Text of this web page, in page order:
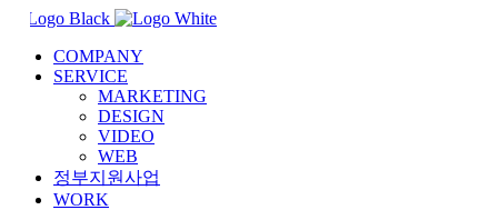
COMPANY
SERVICE
MARKETING
DESIGN
VIDEO
WEB
정부지원사업
WORK